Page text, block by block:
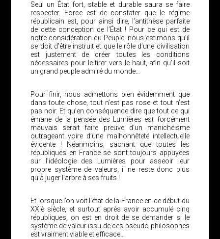
Seul un État fort, stable et durable saura se faire
respecter. Force est de constater que le régime
républicain est, pour ainsi dire, l’antithèse parfaite
de cette conception de l’État ! Pour ce qui est de
notre considération du Peuple, nous estimons qu’il
se doit d’être instruit et que le rôle d’une civilisation
est justement de créer toutes les conditions
nécessaires pour le tirer vers le haut, afin qu’il soit
un grand peuple admiré du monde…
Pour finir, nous admettons bien évidemment que
dans toute chose, tout n’est pas rose et tout n’est
pas noir. Et qu’en conséquence dire que tout ce qui
émane de la pensée des Lumières est forcément
mauvais serait faire preuve d’un manichéisme
outrageant voire d’une malhonnêteté intellectuelle
évidente ! Néanmoins, sachant que toutes les
républiques en France se sont toujours appuyées
sur l’idéologie des Lumières pour asseoir leur
propre système de valeurs, il ne reste donc plus
qu’à juger l’arbre à ses fruits !
Et lorsque l’on voit l’état de la France en ce début du
XXIè siècle, et surtout après avoir accumulé cinq
républiques, on est en droit de se demander si le
système de valeur issu de ces pseudo-philosophes
est vraiment viable et efficace…